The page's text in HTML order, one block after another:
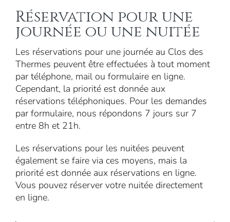
Réservation pour une
journée ou une nuitée
Les réservations pour une journée au Clos des
Thermes peuvent être effectuées à tout moment
par téléphone, mail ou formulaire en ligne.
Cependant, la priorité est donnée aux
réservations téléphoniques. Pour les demandes
par formulaire, nous répondons 7 jours sur 7
entre 8h et 21h.
Les réservations pour les nuitées peuvent
également se faire via ces moyens, mais la
priorité est donnée aux réservations en ligne.
Vous pouvez réserver votre nuitée directement
en ligne.